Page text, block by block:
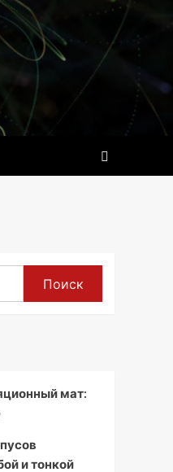
Поиск
мат:
и тонкой